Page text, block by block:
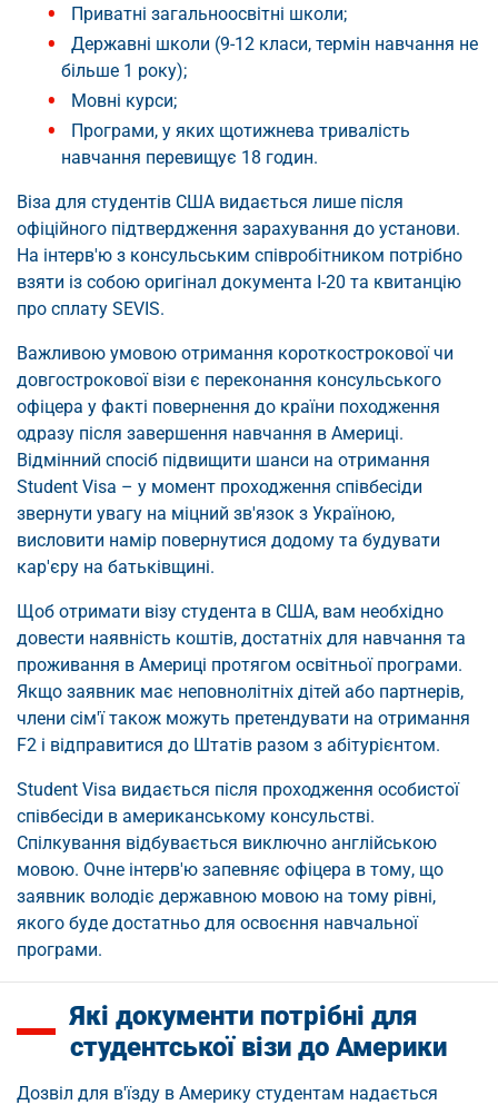
Приватні загальноосвітні школи;
Державні школи (9-12 класи, термін навчання не
більше 1 року);
Мовні курси;
Програми, у яких щотижнева тривалість
навчання перевищує 18 годин.
Віза для студентів США видається лише після
офіційного підтвердження зарахування до установи.
На інтерв'ю з консульським співробітником потрібно
взяти із собою оригінал документа I-20 та квитанцію
про сплату SEVIS.
Важливою умовою отримання короткострокової чи
довгострокової візи є переконання консульського
офіцера у факті повернення до країни походження
одразу після завершення навчання в Америці.
Відмінний спосіб підвищити шанси на отримання
Student Visa – у момент проходження співбесіди
звернути увагу на міцний зв'язок з Україною,
висловити намір повернутися додому та будувати
кар'єру на батьківщині.
Щоб отримати візу студента в США, вам необхідно
довести наявність коштів, достатніх для навчання та
проживання в Америці протягом освітньої програми.
Якщо заявник має неповнолітніх дітей або партнерів,
члени сім'ї також можуть претендувати на отримання
F2 і відправитися до Штатів разом з абітурієнтом.
Student Visa видається після проходження особистої
співбесіди в американському консульстві.
Спілкування відбувається виключно англійською
мовою. Очне інтерв'ю запевняє офіцера в тому, що
заявник володіє державною мовою на тому рівні,
якого буде достатньо для освоєння навчальної
програми.
Які документи потрібні для
студентської візи до Америки
Дозвіл для в'їзду в Америку студентам надається